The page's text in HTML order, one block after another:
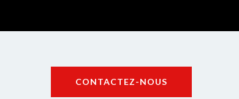
CONTACTEZ-NOUS